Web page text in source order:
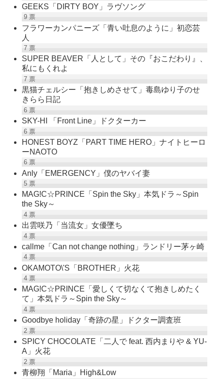
GEEKS「DIRTY BOY」ラヴソング
9票
フラワーカンパニーズ「青い吐息のように」初恋芸
人
7票
SUPER BEAVER「人として」その『おこだわり』、
私にもくれよ
7票
黒猫チェルシー「抱きしめさせて」毒島ゆり子のせ
きらら日記
6票
SKY-HI 「Front Line」ドクターカー
6票
HONEST BOYZ「PART TIME HERO」ナイトヒーロ
ーNAOTO
6票
Anly「EMERGENCY」僕のヤバイ妻
5票
MAG!C☆PRINCE「Spin the Sky」本気ドラ～Spin
the Sky～
4票
出雲咲乃「当流女」女優墜ち
4票
callme「Can not change nothing」ランドリー茅ヶ崎
4票
OKAMOTO\'S「BROTHER」火花
4票
MAG!C☆PRINCE「愛しくて切なくて抱きしめたく
て」本気ドラ～Spin the Sky～
4票
Goodbye holiday「奇跡の星」ドクター調査班
2票
SPICY CHOCOLATE「二人で feat. 西内まりや & YU-
A」火花
2票
青柳翔「Maria」High&Low